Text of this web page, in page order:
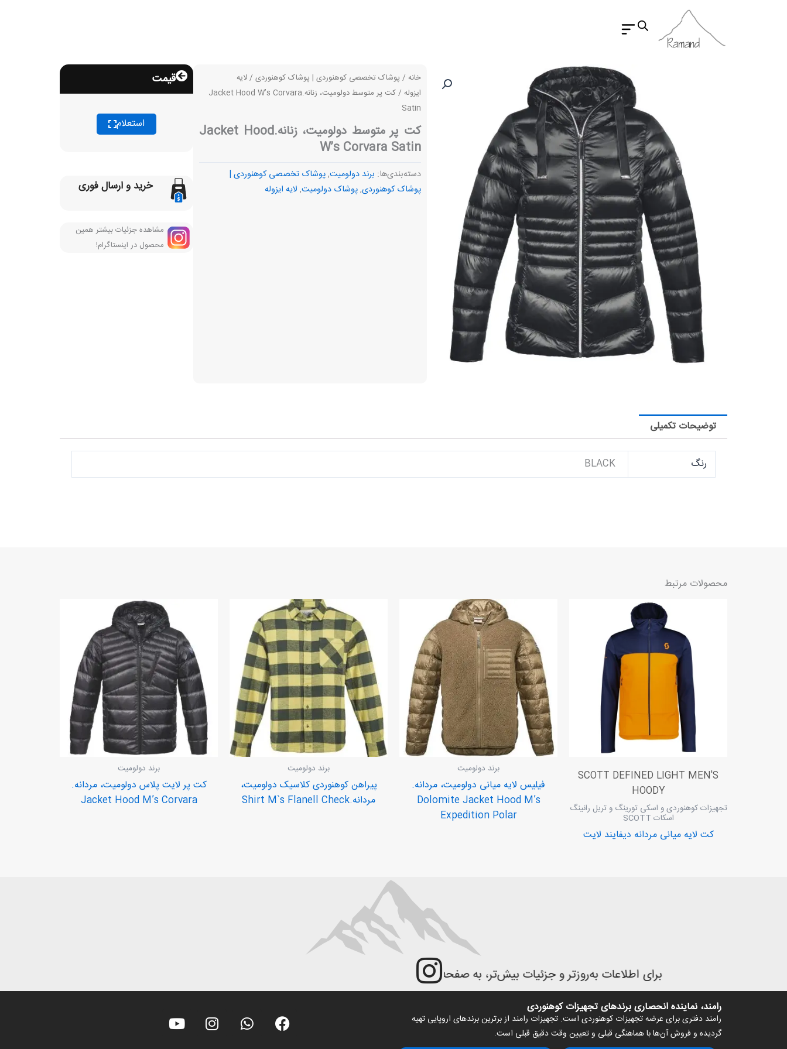
خانه / پوشاک تخصصی کوهنوردی | پوشاک کوهنوردی /لایه
ایزوله
/ کت پر متوسط دولومیت، زنانه.Jacket Hood W’s Corvara
Satin
کت پر متوسط دولومیت، زنانه.Jacket Hood
W’s Corvara Satin
دسته‌بندی‌ها: برند دولومیت,پوشاک تخصصی کوهنوردی |
پوشاک کوهنوردی,پوشاک دولومیت, لایه ایزوله
قیمت
استعلام
خرید و ارسال فوری
مشاهده جزئیات بیشتر همین
محصول در اینستاگرام!
توضیحات تکمیلی
رنگ BLACK
محصولات مرتبط
SCOTT DEFINED LIGHT MEN'S
HOODY
تجهیزات کوهنوردی و اسکی تورینگ و تریل رانینگ
اسکات SCOTT
کت لایه میانی مردانه دیفایند لایت
برند دولومیت
فیلیس لایه میانی دولومیت، مردانه.
Dolomite Jacket Hood M’s
Expedition Polar
برند دولومیت
پیراهن کوهنوردی کلاسیک دولومیت،
مردانه.Shirt M`s Flanell Check
برند دولومیت
کت پر لایت پلاس دولومیت، مردانه.
Jacket Hood M’s Corvara
برای اطلاعات به‌روزتر و جزئیات بیش‌تر، به صفحه اینستاگرام ما مراجعه کنید
رامند، نماینده انحصاری برندهای تجهیزات کوهنوردی
رامند دفتری برای عرضه تجهیزات کوهنوردی است. تجهیزات رامند از برترین برندهای اروپایی تهیه
گردیده و فروش آن‌ها با هماهنگی قبلی و تعیین وقت دقیق قبلی است.
F
a
W
h
I
n
Y
o